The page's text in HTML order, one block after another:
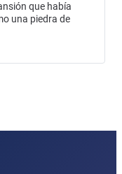
que había
una piedra de